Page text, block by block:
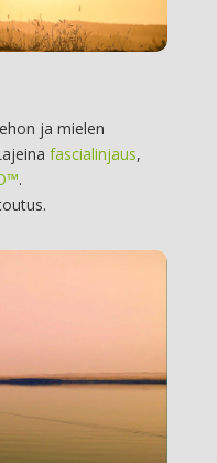
ja mielen
fascialinjaus,
.